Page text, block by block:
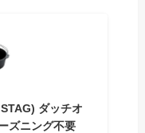
ダッチオ
ズニング不要